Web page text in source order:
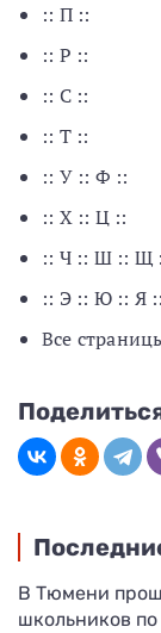
:: П ::
:: Р ::
:: С ::
:: Т ::
:: У :: Ф ::
:: Х :: Ц ::
:: Ч :: Ш :: Щ
:: Э :: Ю :: Я ::
Все
В Тюмени
школьников